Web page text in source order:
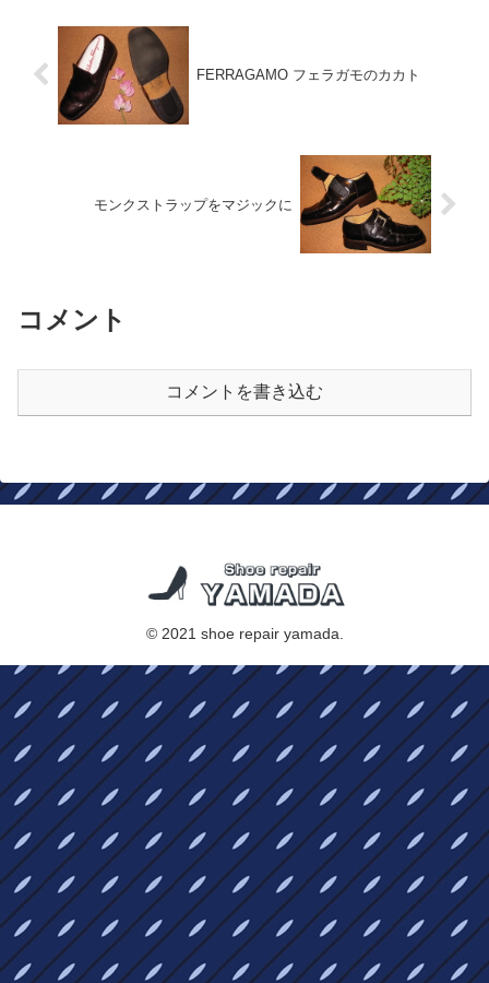
FERRAGAMO フェラガモのカカト
モンクストラップをマジックに
コメント
コメントを書き込む
© 2021 shoe repair yamada.